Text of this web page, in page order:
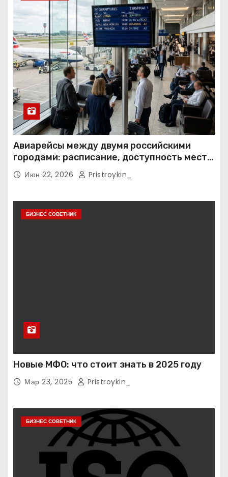
Авиарейсы между двумя российскими
городами: расписание, доступность мест и
тарифные условия
Июн 22, 2026 Pristroykin_
БИЗНЕС СОВЕТНИК
Новые МФО: что стоит знать в 2025 году
Мар 23, 2025 Pristroykin_
БИЗНЕС СОВЕТНИК